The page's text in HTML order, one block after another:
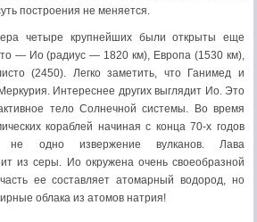
построения не меняется.
четыре крупнейших были открыты еще
— Ио (радиус — 1820 км), Европа (1530 км),
(2450). Легко заметить, что Ганимед и
Интереснее других выглядит Ио. Это
тело Солнечной системы. Во время
кораблей начиная с конца 70-х годов
не одно извержение вулканов. Лава
из серы. Ио окружена очень своеобразной
ее составляет атомарный водород, но
облака из атомов натрия!